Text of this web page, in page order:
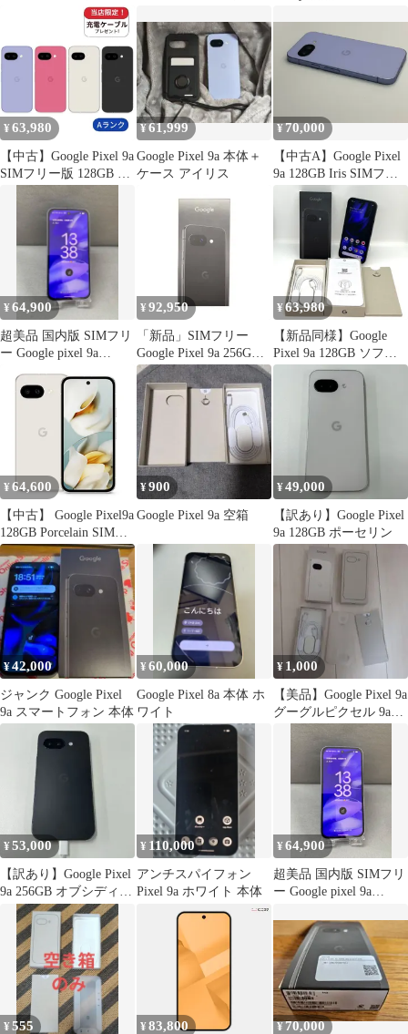
128GB au新作 スマート
¥ 63,980
【中古】Google Pixel 9a
SIMフリー版 128GB ラ
ートフォン Android 本
体 SIMフリー シムフリ
ー 送料無料
¥61,999
Google Pixel 9a 本体＋
ケース アイリス
¥70,000
【中古A】Google Pixel
9a 128GB Iris SIMフリ
ー 白ロム
¥64,900
超美品 国内版 SIMフリ
ー Google pixel 9a
¥ 92,950
「新品」SIMフリー
Google Pixel 9a 256GB
[Obsidian] 本体
¥63,980
【新品同様】Google
Pixel 9a 128GB ソフト
バンク SIMフリー
Obsidian 6.3インチ 付属
体 送料無料 中古 S666
¥ 64,600
【中古】 Google Pixel9a
128GB Porcelain SIMフ
リー 本体 ドコモ Aラン
ク スマホ【送料無料】
gp9a1dpo8mtm
¥900
Google Pixel 9a 空箱
¥49,000
【訳あり】Google Pixel
9a 128GB ポーセリン
¥42,000
ジャンク Google Pixel
9a スマートフォン 本体
¥60,000
Google Pixel 8a 本体 ホ
ワイト
¥ 1,000
【美品】Google Pixel 9a
グーグルピクセル 9a
¥53,000
【訳あり】Google Pixel
9a 256GB オブシディア
¥ 110,000
アンチスパイフォン
Pixel 9a ホワイト 本体
¥64,900
超美品 国内版 SIMフリ
ー Google pixel 9a
¥555 ¥83,800 ¥70,000